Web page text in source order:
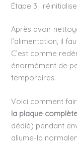
Étape 3 :
Après avoir
l’alimentation, il
C’est comme
énormément de
temporaires.
Voici comment
la plaque
dédié) pendant
allume-la